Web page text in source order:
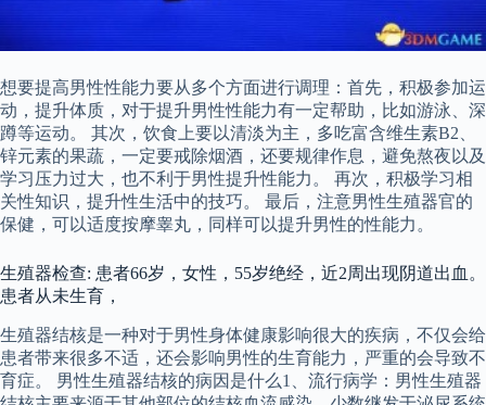
想要提高男性性能力要从多个方面进行调理：首先，积极参加运
动，提升体质，对于提升男性性能力有一定帮助，比如游泳、深
蹲等运动。 其次，饮食上要以清淡为主，多吃富含维生素B2、
锌元素的果蔬，一定要戒除烟酒，还要规律作息，避免熬夜以及
学习压力过大，也不利于男性提升性能力。 再次，积极学习相
关性知识，提升性生活中的技巧。 最后，注意男性生殖器官的
保健，可以适度按摩睾丸，同样可以提升男性的性能力。
生殖器检查: 患者66岁，女性，55岁绝经，近2周出现阴道出血。
患者从未生育，
生殖器结核是一种对于男性身体健康影响很大的疾病，不仅会给
患者带来很多不适，还会影响男性的生育能力，严重的会导致不
育症。 男性生殖器结核的病因是什么1、流行病学：男性生殖器